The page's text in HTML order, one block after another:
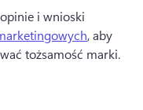
i wnioski
, aby
tożsamość marki.